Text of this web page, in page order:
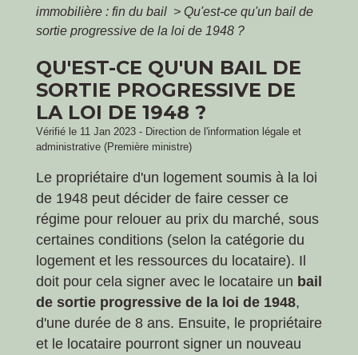
immobilière : fin du bail > Qu'est-ce qu'un bail de
sortie progressive de la loi de 1948 ?
QU'EST-CE QU'UN BAIL DE
SORTIE PROGRESSIVE DE
LA LOI DE 1948 ?
Vérifié le 11 Jan 2023 - Direction de l'information légale et
administrative (Première ministre)
Le propriétaire d'un logement soumis à la loi
de 1948 peut décider de faire cesser ce
régime pour relouer au prix du marché, sous
certaines conditions (selon la catégorie du
logement et les ressources du locataire). Il
doit pour cela signer avec le locataire un bail
de sortie progressive de la loi de 1948,
d'une durée de 8 ans. Ensuite, le propriétaire
et le locataire pourront signer un nouveau